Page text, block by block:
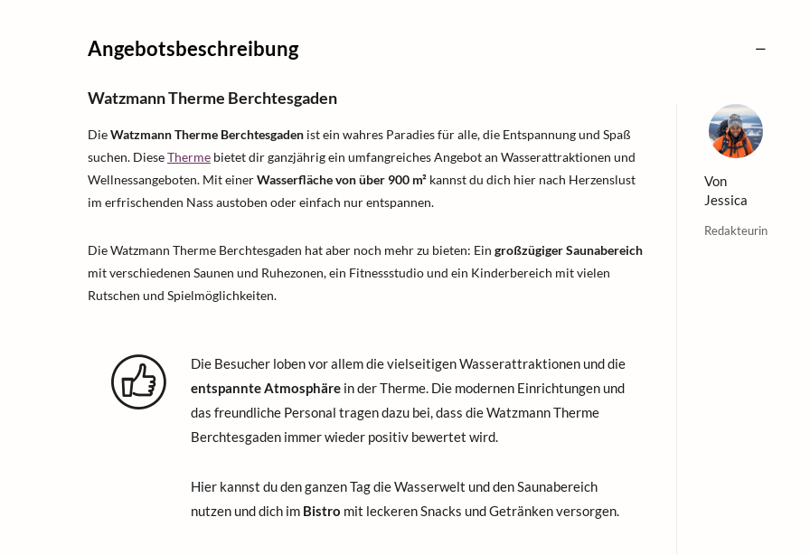
Angebotsbeschreibung
Watzmann Therme Berchtesgaden
DieWatzmann Therme Berchtesgaden ist ein wahres Paradies für alle, die Entspannung und Spaß
suchen. DieseTherme bietet dir ganzjährig ein umfangreiches Angebot an Wasserattraktionen und
Wellnessangeboten. Mit einerWasserfläche von über 900 m² kannst du dich hier nach Herzenslust
im erfrischenden Nass austoben oder einfach nur entspannen.
Die Watzmann Therme Berchtesgaden hat aber noch mehr zu bieten: Ein großzügiger Saunabereich
mit verschiedenen Saunen und Ruhezonen, ein Fitnessstudio und ein Kinderbereich mit vielen
Rutschen und Spielmöglichkeiten.
Die Besucher loben vor allem die vielseitigen Wasserattraktionen und die
entspannte Atmosphäre in der Therme. Die modernen Einrichtungen und
das freundliche Personal tragen dazu bei, dass die Watzmann Therme
Berchtesgaden immer wieder positiv bewertet wird.
Hier kannst du den ganzen Tag die Wasserwelt und den Saunabereich
nutzen und dich im Bistro mit leckeren Snacks und Getränken versorgen.
Von
Jessica
Redakteurin